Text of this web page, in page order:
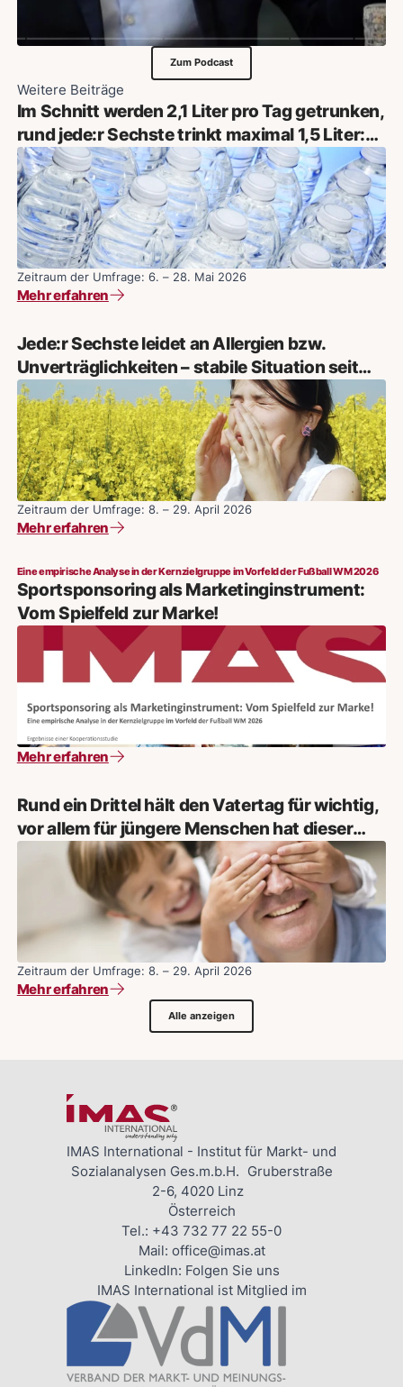
Zum Podcast
Weitere Beiträge
Im Schnitt werden 2,1 Liter pro Tag getrunken,
rund jede:r Sechste trinkt maximal 1,5 Liter:
25 Prozent meinen, nicht genug zu trinken!
Zeitraum der Umfrage: 6. – 28. Mai 2026
Mehr erfahren
Jede:r Sechste leidet an Allergien bzw.
Unverträglichkeiten – stabile Situation seit
2019 – Frauen häufiger betroffen
Zeitraum der Umfrage: 8. – 29. April 2026
Mehr erfahren
Eine empirische Analyse in der Kernzielgruppe im Vorfeld der Fußball WM 2026
Sportsponsoring als Marketinginstrument:
Vom Spielfeld zur Marke!
Mehr erfahren
Rund ein Drittel hält den Vatertag für wichtig,
vor allem für jüngere Menschen hat dieser
Anlass einen hohen Stellenwert
Zeitraum der Umfrage: 8. – 29. April 2026
Mehr erfahren
Alle anzeigen
IMAS International - Institut für Markt- und
Sozialanalysen Ges.m.b.H. Gruberstraße
2-6, 4020 Linz
Österreich
Tel.: +43 732 77 22 55-0
Mail: office@imas.at
LinkedIn: Folgen Sie uns
IMAS International ist Mitglied im